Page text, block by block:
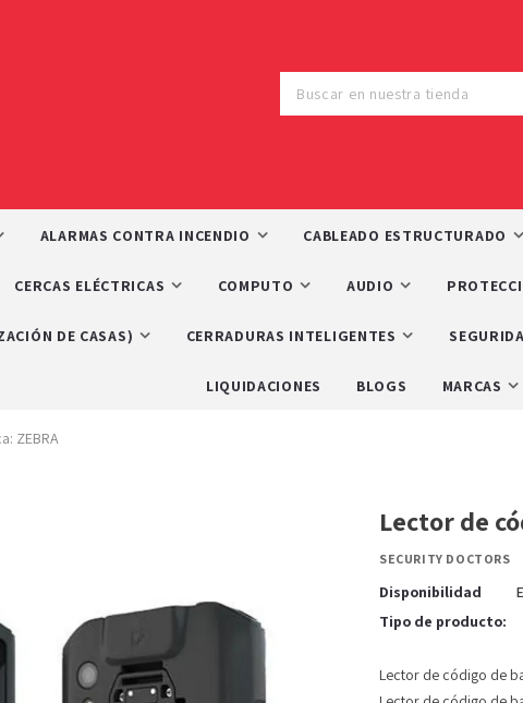
ALARMAS CONTRA INCENDIO CABLEADO ESTRUCTURADO
CERCAS ELÉCTRICAS COMPUTO AUDIO
DE CASAS) CERRADURAS INTELIGENTES
LIQUIDACIONES BLOGS MARCAS
ZEBRA
Lector de
SECURITY DOCTORS
Disponibilidad
Tipo de producto:
Lector de código de